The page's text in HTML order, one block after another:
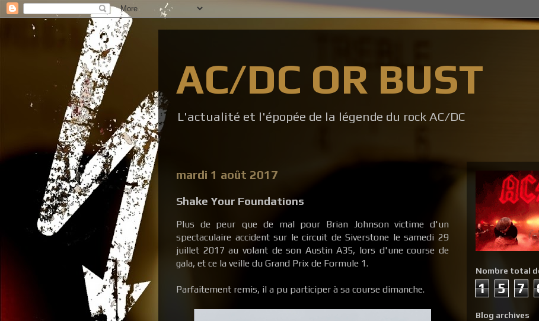
AC/DC OR BUST
L'actualité et l'épopée de la légende du rock AC/DC
mardi 1 août 2017
Shake Your Foundations
Plus de peur que de mal pour Brian Johnson victime d'un
spectaculaire accident sur le circuit de Siverstone le samedi 29
juillet 2017 au volant de son Austin A35, lors d'une course de
gala, et ce la veille du Grand Prix de Formule 1.
Parfaitement remis, il a pu participer à sa course dimanche.
Nombre total
1 5 7
Blog archives